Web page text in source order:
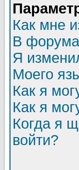
Как мне
В
Я
Моего
Как я
Как я
Когда я
войти?